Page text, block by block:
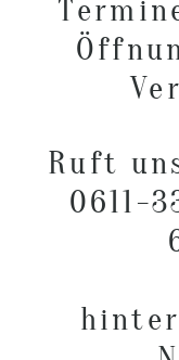
Ruft
0611-